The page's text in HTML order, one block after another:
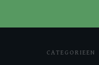
CATEGORIEEN